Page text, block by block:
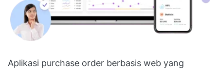
Aplikasi purchase order berbasis web yang